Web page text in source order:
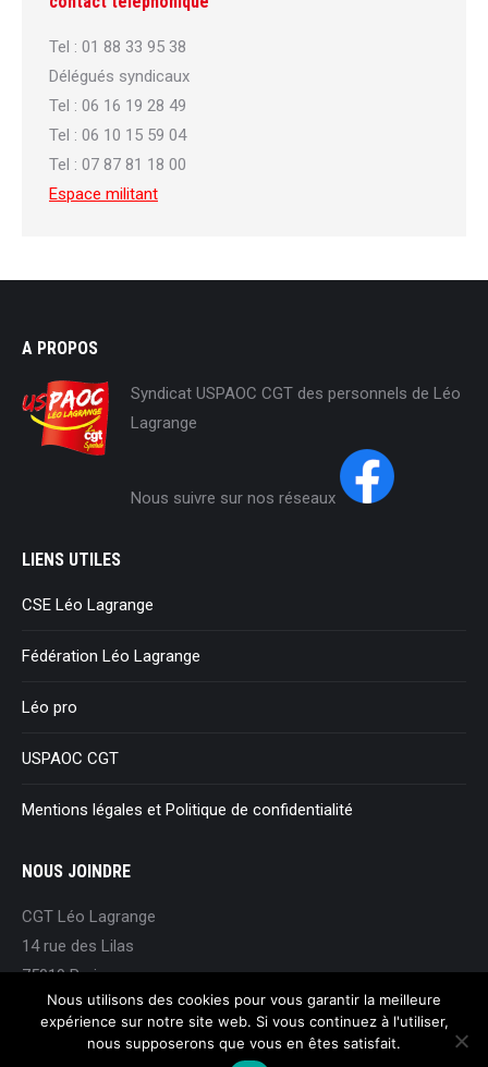
Tel : 01 88 33 95 38
Délégués syndicaux
Tel : 06 16 19 28 49
Tel : 06 10 15 59 04
Tel : 07 87 81 18 00
Espace militant
A PROPOS
Syndicat USPAOC CGT des personnels de Léo
Lagrange
Nous suivre sur nos réseaux
LIENS UTILES
CSE Léo Lagrange
Fédération Léo Lagrange
Léo pro
USPAOC CGT
Mentions légales et Politique de confidentialité
NOUS JOINDRE
CGT Léo Lagrange
14 rue des Lilas
75019 Paris
Tel 01 88 33 95 38
syndicat@cgt-leolagrange.fr
Nous utilisons des cookies pour vous garantir la meilleure
expérience sur notre site web. Si vous continuez à l'utiliser,
nous supposerons que vous en êtes satisfait.